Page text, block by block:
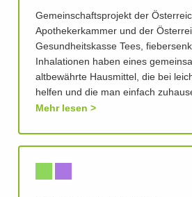
Gemeinschaftsprojekt der
Apothekerkammer und der
Gesundheitskasse Tees,
Inhalationen haben eines
altbewährte Hausmittel, die bei
helfen und die man einfach
Mehr lesen